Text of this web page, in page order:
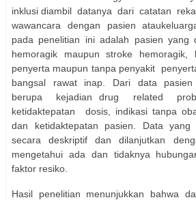
inklusi diambil datanya dari catatan
wawancara
dengan pasien
pada penelitian ini adalah pasien yang
hemoragik maupun stroke hemoragik,
penyerta maupun tanpa penyakit
bangsal
rawat inap. Dari data pasien
berupa
kejadian drug related
ketidaktepatan
dosis, indikasi tanpa
dan ketidaktepatan pasien. Data
secara deskriptif dan dilanjutkan
mengetahui ada dan tidaknya
faktor resiko.
Hasil penelitian menunjukkan bahwa